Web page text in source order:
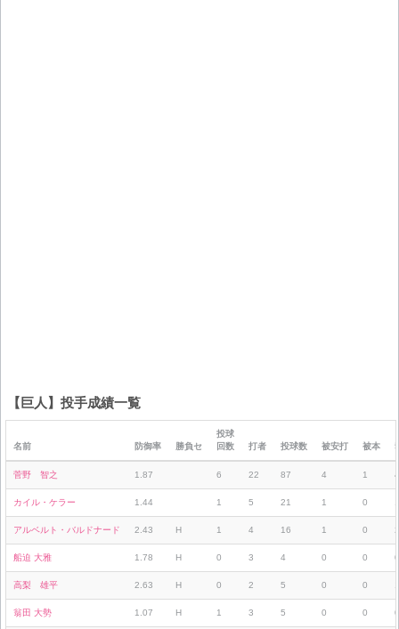
【巨人】投手成績一覧
名前 防御率 勝負セ
投球
回数
打者 投球数 被安打 被本
菅野 智之 1.87 6 22 87 4 1 4
カイル・ケラー 1.44 1 5 21 1 0
アルベルト・バルドナード 2.43 H 1 4 16 1 0 2
船迫 大雅 1.78 H 0 3 4 0 0 0
高梨 雄平 2.63 H 0 2 5 0 0
翁田 大勢 1.07 H 1 3 5 0 0 0